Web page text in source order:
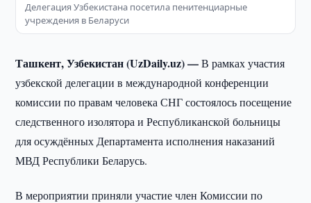
Делегация Узбекистана посетила пенитенциарные
учреждения в Беларуси
Ташкент, Узбекистан (UzDaily.uz) —В рамках участия
узбекской делегации в международной конференции
комиссии по правам человека СНГ состоялось посещение
следственного изолятора и Республиканской больницы
для осуждённых Департамента исполнения наказаний
МВД Республики Беларусь.
В мероприятии приняли участие член Комиссии по